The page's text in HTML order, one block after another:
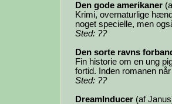
Den gode amerikaner
Krimi, overnaturlige
noget specielle, men
Sted: ??
Den sorte ravns
Fin historie om en ung
fortid. Inden romanen
Sted: ??
DreamInducer (af